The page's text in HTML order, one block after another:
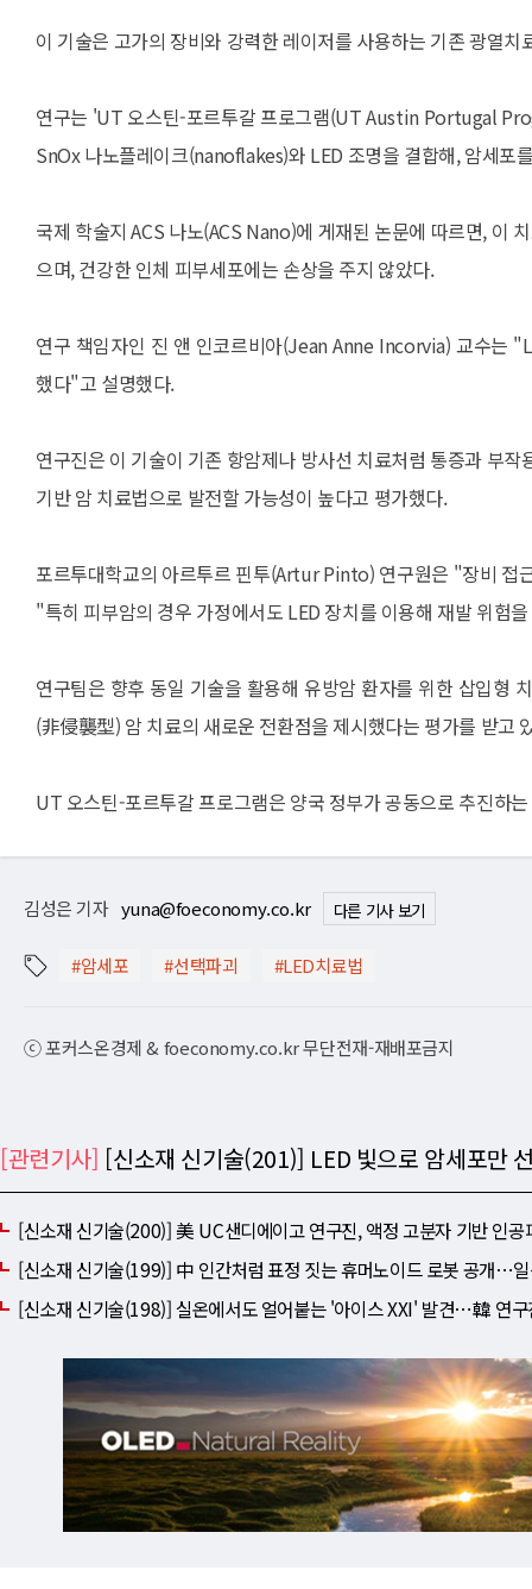
이 기술은 고가의 장비와 강력한 레이저를 사용하는 기존 광열
연구는 'UT 오스틴-포르투갈 프로그램(UT Austin Portugal
SnOx 나노플레이크(nanoflakes)와 LED 조명을 결합해, 암세포
국제 학술지 ACS 나노(ACS Nano)에 게재된 논문에 따르면, 이
으며, 건강한 인체 피부세포에는 손상을 주지 않았다.
연구 책임자인 진 앤 인코르비아(Jean Anne Incorvia) 교수는
했다"고 설명했다.
연구진은 이 기술이 기존 항암제나 방사선 치료처럼 통증과 부
기반 암 치료법으로 발전할 가능성이 높다고 평가했다.
포르투대학교의 아르투르 핀투(Artur Pinto) 연구원은 "장비 접
"특히 피부암의 경우 가정에서도 LED 장치를 이용해 재발 위험
연구팀은 향후 동일 기술을 활용해 유방암 환자를 위한 삽입형
(非侵襲型) 암 치료의 새로운 전환점을 제시했다는 평가를 받고
UT 오스틴-포르투갈 프로그램은 양국 정부가 공동으로 추진하
김성은 기자 yuna@foeconomy.co.kr 다른 기사 보기
#암세포 #선택파괴 #LED치료법
ⓒ 포커스온경제 & foeconomy.co.kr 무단전재-재배포금지
[관련기사] [신소재 신기술(201)] LED 빛으로 암세포만
[신소재 신기술(200)] 美 UC샌디에이고 연구진, 액정 고분자 기반 인공
[신소재 신기술(199)] 中 인간처럼 표정 짓는 휴머노이드 로봇 공개⋯
[신소재 신기술(198)] 실온에서도 얼어붙는 '아이스 XXI' 발견⋯韓 연구